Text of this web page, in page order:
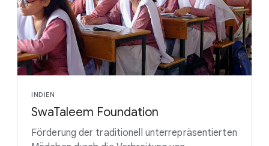
INDIEN
SwaTaleem Foundation
Förderung der traditionell unterrepräsentierten